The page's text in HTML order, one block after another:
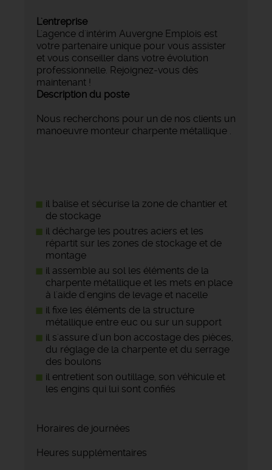
L'entreprise
L'agence d'intérim Auvergne Emplois est
votre partenaire unique pour vous assister
et vous conseiller dans votre évolution
professionnelle. Rejoignez-vous dès
maintenant !
Description du poste
Nous recherchons pour un de nos clients un
manoeuvre monteur charpente métallique .
il balise et sécurise la zone de chantier et
de stockage
il décharge les poutres aciers et les
répartit sur les zones de stockage et de
montage
il assemble au sol les éléments de la
charpente métallique et les mets en place
à l'aide d'engins de levage et nacelle
il fixe les éléments de la structure
métallique entre euc ou sur un support
il s'assure d'un bon accostage des pièces,
du réglage de la charpente et du serrage
des boulons
il entretient son outillage, son véhicule et
les engins qui lui sont confiés
Horaires de journées
Heures supplémentaires